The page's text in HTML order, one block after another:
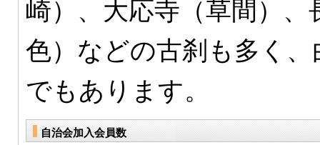
崎）、大応寺（草間）、
色）などの古刹も多く
でもあります。
自治会加入会員数